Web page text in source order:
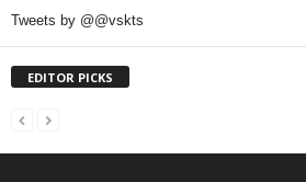
Tweets by @@vskts
EDITOR PICKS